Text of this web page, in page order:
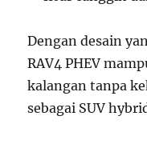
Dengan desain
RAV4 PHEV
kalangan tanpa
sebagai SUV